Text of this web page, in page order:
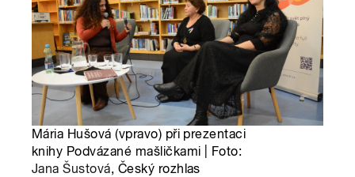
Mária Hušová (vpravo) při prezentaci
knihy Podvázané mašličkami | Foto:
Jana Šustová, Český rozhlas